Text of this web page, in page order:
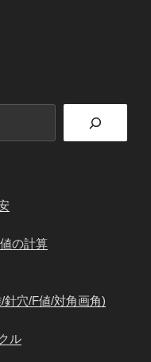
の計算
穴/F値/対角画角)
ル